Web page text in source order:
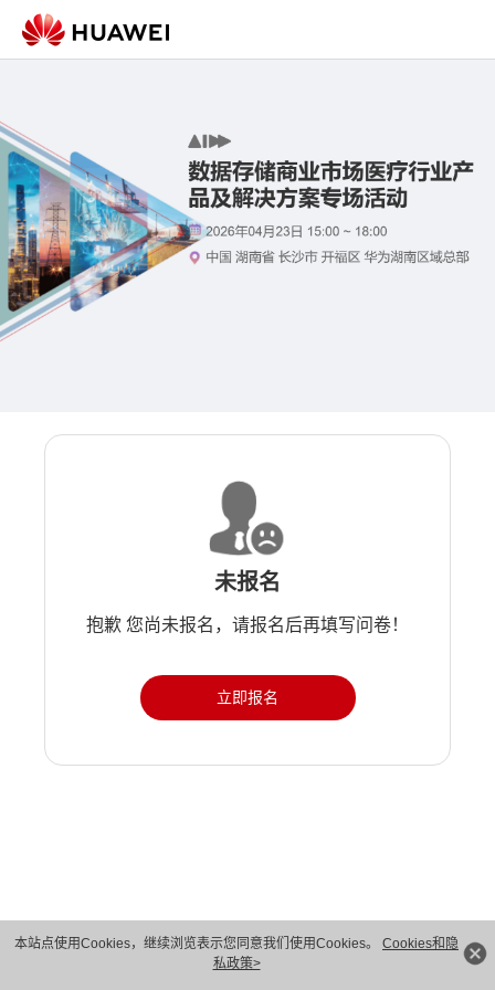
本站点使用Cookies，继续浏览表示您同意我们使用Cookies。 Cookies和隐
私政策>
未报名
抱歉 您尚未报名，请报名后再填写问卷！
立即报名
版权所有 © 华为技术有限公司 1998-2026。 保留一切权利。粤A2-20044005号
隐私保护
法律声明